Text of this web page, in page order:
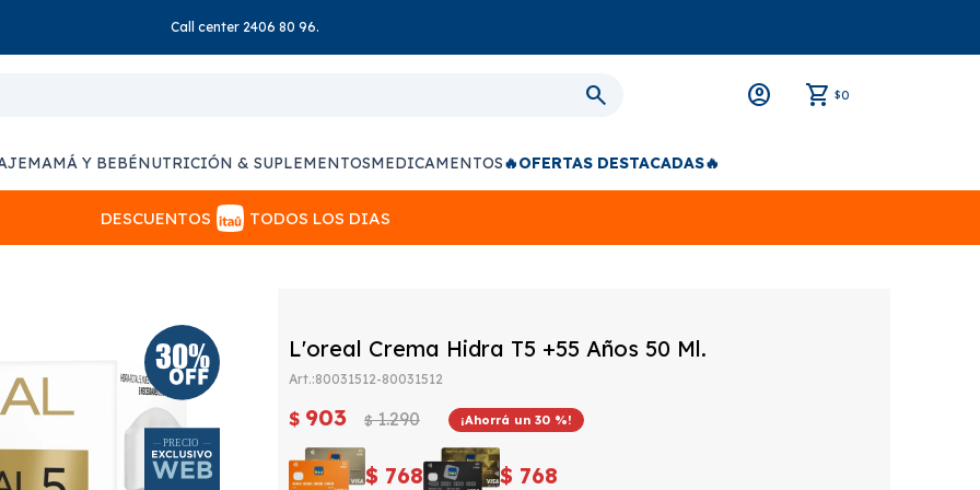
Call center 2406 80 96.
$0
MAMÁ Y BEBÉNUTRICIÓN & SUPLEMENTOSMEDICAMENTOS🔥OFERTAS DESTACADAS🔥
DESCUENTOS TODOS LOS DIAS
L'oreal Crema Hidra T5 +55 Años 50 Ml.
80031512-80031512
$ 903 $ 1.290 30
$ 768 $ 768